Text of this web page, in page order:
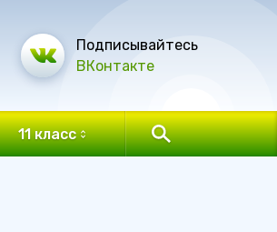
Подписывайтесь
ВКонтакте
11 класс